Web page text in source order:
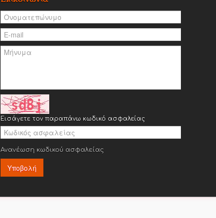
Εισάγετε τον παραπάνω κωδικό ασφαλείας
Ανανέωση κωδικού ασφαλείας
Υποβολή